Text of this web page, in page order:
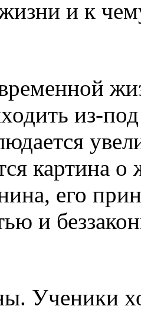
и к
из-
картина
его
и
Ученики